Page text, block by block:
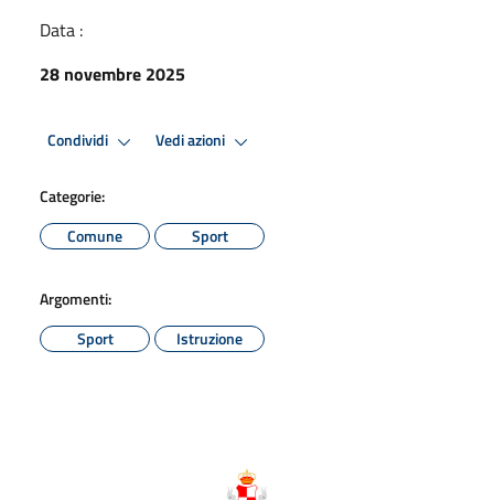
Data :
28 novembre 2025
Condividi Vedi azioni
Categorie:
Comune
Sport
Argomenti:
Sport
Istruzione